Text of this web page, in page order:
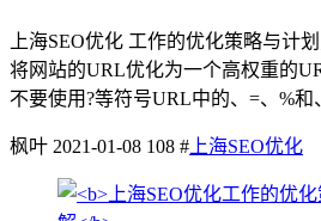
上海SEO优化 工作的优化策略与计
将网站的URL优化为一个高权重的
不要使用?等符号URL中的、=、%和
枫叶 2021-01-08 108 # 上海SEO优化